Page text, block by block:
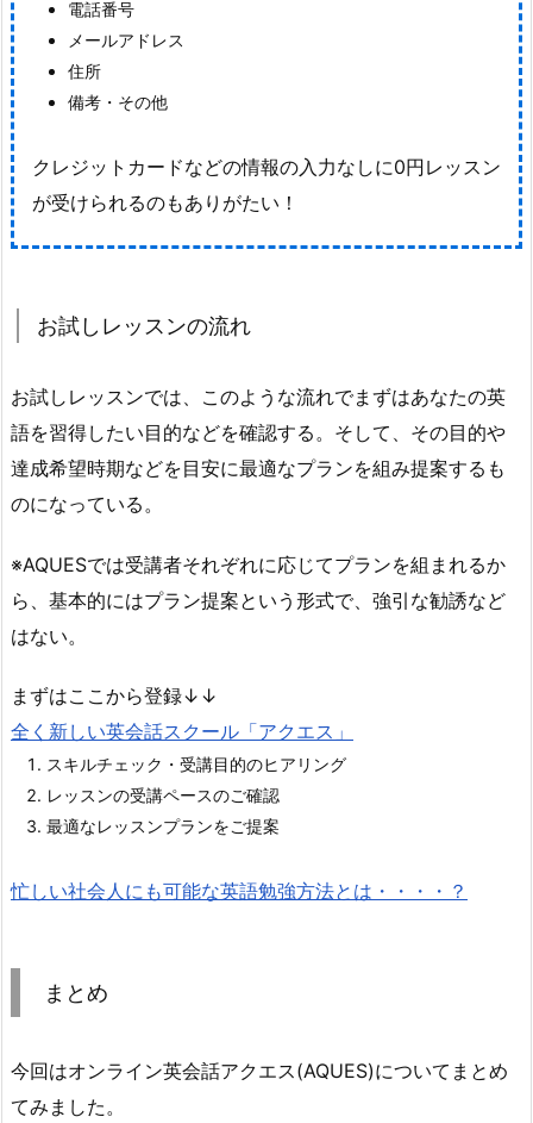
電話番号
メールアドレス
住所
備考・その他
クレジットカードなどの情報の入力なしに0円レッスン
が受けられるのもありがたい！
お試しレッスンの流れ
お試しレッスンでは、このような流れでまずはあなたの英
語を習得したい目的などを確認する。そして、その目的や
達成希望時期などを目安に最適なプランを組み提案するも
のになっている。
※AQUESでは受講者それぞれに応じてプランを組まれるか
ら、基本的にはプラン提案という形式で、強引な勧誘など
はない。
まずはここから登録↓↓
全く新しい英会話スクール「アクエス」
スキルチェック・受講目的のヒアリング
レッスンの受講ペースのご確認
最適なレッスンプランをご提案
忙しい社会人にも可能な英語勉強方法とは・・・・？
まとめ
今回はオンライン英会話アクエス(AQUES)についてまとめ
てみました。